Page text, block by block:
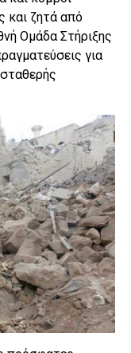
και ζητά από
Ομάδα Στήριξης
για